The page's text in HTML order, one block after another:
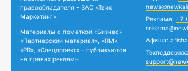
правообладателя - ЗАО «Твик
Маркетинг».
Материалы с пометкой «Бизнес»,
«Партнерский материал», «ПМ»,
«PR», «Спецпроект» - публикуются
на правах рекламы.
Реклама: +7
Афиша: